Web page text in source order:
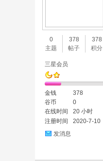
0
主题
378
帖子
378
积分
三星会员
金钱
378
谷币
0
在线时间
20 小时
注册时间
2020-7-10
发消息